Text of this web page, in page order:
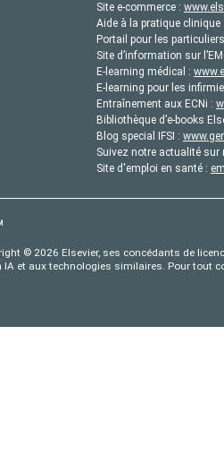
Site e-commerce :
Aide à la pratique
Portail pour les
Site d’information sur
E-learning médical :
E-learning pour les
Entraînement aux ECNi :
Bibliothèque d’e-books
Blog special IFSI :
Suivez notre actualité sur
Site d'emploi en santé :
© 2026 Elsevier, ses concédants de
IA et aux technologies similaires. Pour tout